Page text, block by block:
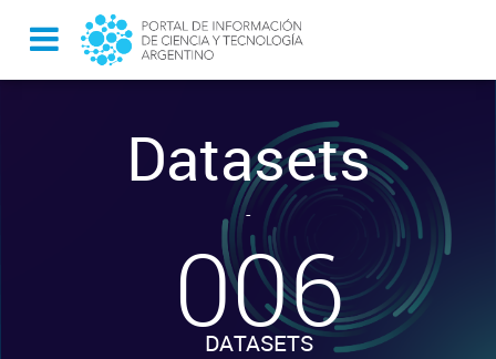
Datasets
-
006
DATASETS